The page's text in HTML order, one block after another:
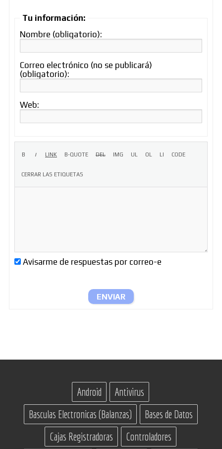
Tu información:
Nombre (obligatorio):
Correo electrónico (no se publicará)
(obligatorio):
Web:
Avisarme de respuestas por correo-e
ENVIAR
Android
Antivirus
Basculas Electronicas (Balanzas)
Bases de Datos
Cajas Registradoras
Controladores